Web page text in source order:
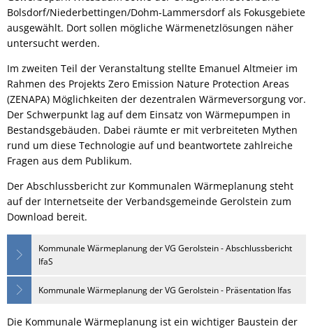
Bolsdorf/Niederbettingen/Dohm-Lammersdorf als Fokusgebiete
ausgewählt. Dort sollen mögliche Wärmenetzlösungen näher
untersucht werden.
Im zweiten Teil der Veranstaltung stellte Emanuel Altmeier im
Rahmen des Projekts Zero Emission Nature Protection Areas
(ZENAPA) Möglichkeiten der dezentralen Wärmeversorgung vor.
Der Schwerpunkt lag auf dem Einsatz von Wärmepumpen in
Bestandsgebäuden. Dabei räumte er mit verbreiteten Mythen
rund um diese Technologie auf und beantwortete zahlreiche
Fragen aus dem Publikum.
Der Abschlussbericht zur Kommunalen Wärmeplanung steht
auf der Internetseite der Verbandsgemeinde Gerolstein zum
Download bereit.
Kommunale Wärmeplanung der VG Gerolstein - Abschlussbericht
IfaS
Kommunale Wärmeplanung der VG Gerolstein - Präsentation Ifas
Die Kommunale Wärmeplanung ist ein wichtiger Baustein der